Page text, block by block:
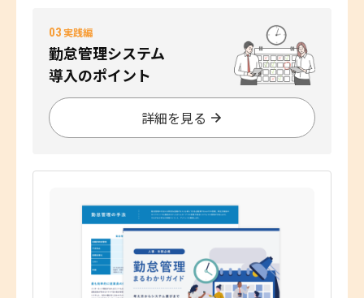
03実践編
勤怠管理システム
導入のポイント
詳細を見る